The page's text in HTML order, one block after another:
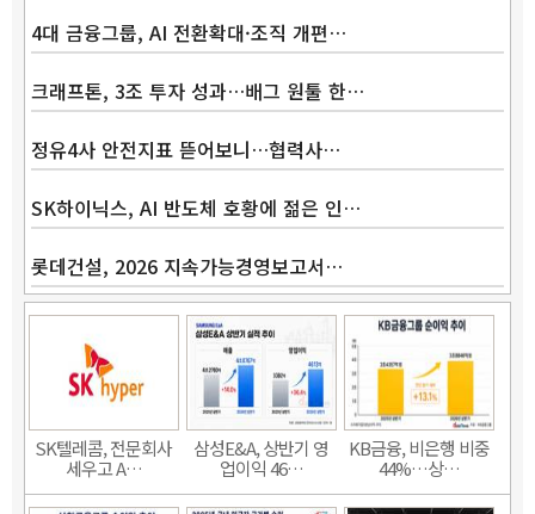
4대 금융그룹, AI 전환확대·조직 개편…
크래프톤, 3조 투자 성과…배그 원툴 한…
정유4사 안전지표 뜯어보니…협력사…
SK하이닉스, AI 반도체 호황에 젊은 인…
롯데건설, 2026 지속가능경영보고서…
SK텔레콤, 전문회사
세우고 A…
삼성E&A, 상반기 영
업이익 46…
KB금융, 비은행 비중
44%…상…